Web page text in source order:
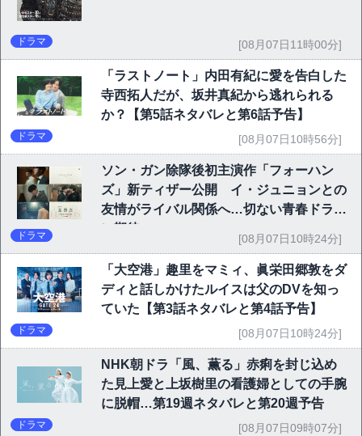
ドラマ [08月07日11時00分]
「ラストノート」内田有紀に愛を告白した
寺西拓人だが、坂井真紀から逃れられる
か？【第5話ネタバレと第6話予告】
ドラマ [08月07日10時56分]
ソン・ガン除隊後初主演作「フォーハン
ズ」新ティザー公開 イ・ジュニョンとの
友情がライバル関係へ…切ない青春ドラマ
に期待
ドラマ [08月07日10時24分]
「大空港」趣里をマミィ、眞栄田郷敦をダ
ディと話しかけたルイスは父のDVを知っ
ていた【第3話ネタバレと第4話予告】
ドラマ [08月07日10時24分]
NHK朝ドラ「風、薫る」赤痢を封じ込め
た見上愛と上坂樹里の看護婦としての手腕
に脱帽…第19週ネタバレと第20週予告
ドラマ [08月07日09時07分]